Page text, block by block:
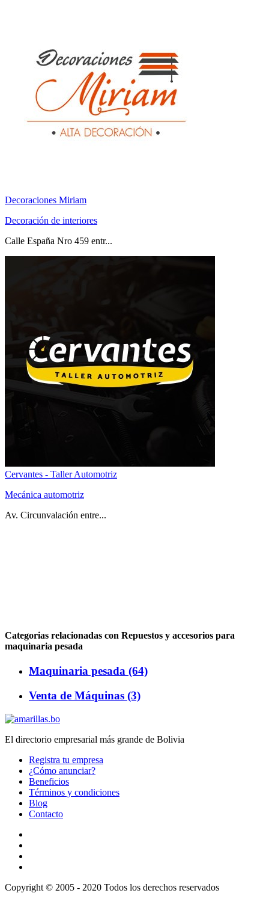
Decoraciones Miriam
Decoración de interiores
Calle España Nro 459 entr...
Cervantes - Taller Automotriz
Mecánica automotriz
Av. Circunvalación entre...
Categorias relacionadas con Repuestos y accesorios para
maquinaria pesada
Maquinaria pesada (64)
Venta de Máquinas (3)
El directorio empresarial más grande de Bolivia
Registra tu empresa
¿Cómo anunciar?
Beneficios
Términos y condiciones
Blog
Contacto
Copyright © 2005 - 2020 Todos los derechos reservados